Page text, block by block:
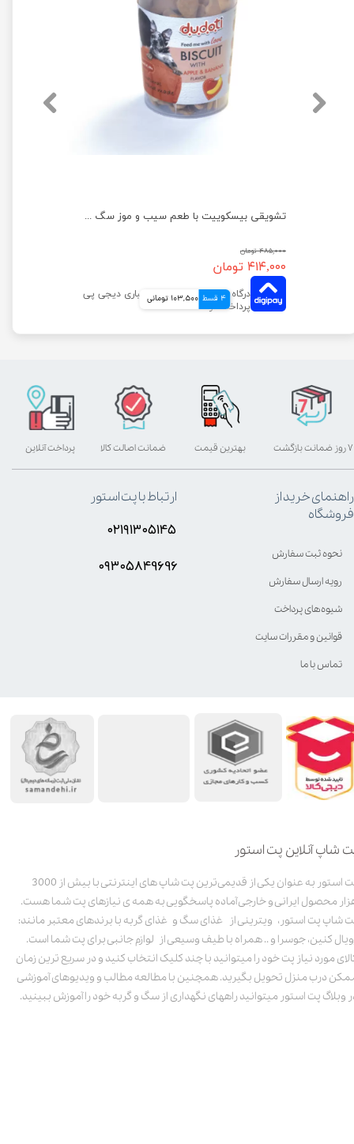
تشویقی بیسکوییت با طعم سیب و موز سگ دودوتی وزن 150 گرم
۴۸۵,۰۰۰ تومان
۴۱۴,۰۰۰ تومان
4 قسط 103,500 تومانی
شاپ آنلاین پت استور
پت استور به عنوان یکی از قدیمی‌ترین پت شاپ های اینترنتی با بیش از 3000
محصول ایرانی و خارجی آماده پاسخگویی به همه ی نیازهای پت شما هست.
شاپ پت استور، ویترینی از غذای سگ و غذای گربه با برندهای معتبر مانند:
کنین، جوسرا و .. همراه با طیف وسیعی از لوازم جانبی برای پت شما است.
مورد نیاز پت خود را میتوانید با چند کلیک انتخاب کنید و در سریع ترین زمان
درب منزل تحویل بگیرید. همچنین با مطالعه مطالب و ویدیوهای آموزشی
وبلاگ پت استور میتوانید راههای نگهداری از سگ و گربه خود را آموزش ببینید.
بهترین قیمت پرداخت آنلاین ۷ روز ضمانت بازگشت ضمانت اصالت کالا
راهنمای خرید از
فروشگاه
نحوه ثبت سفارش
رویه ارسال سفارش
شیوه‌های پرداخت
قوانین و مقررات سایت
تماس با ما
ارتباط با پت استور
۰۲۱۹۱۳۰۵۱۴۵
۰۹۳۰۵8۴9696